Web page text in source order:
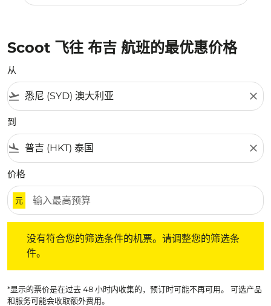
Scoot 飞往 布吉 航班的最优惠价格
从
flight_takeoff close
到
flight_land close
价格
元
没有符合您的筛选条件的机票。请调整您的筛选条
件。
*显示的票价是在过去 48 小时内收集的，预订时可能不再可用。 可选产品
和服务可能会收取额外费用。